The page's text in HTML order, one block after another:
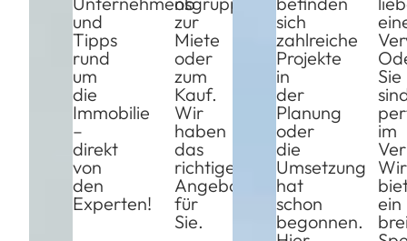
und
Tipps
rund
um
die
Immobilie
–
direkt
von
den
Experten!
zur
Miete
oder
zum
Kauf.
Wir
haben
das
richtige
Angebot
für
Sie.
sich
zahlreiche
Projekte
in
der
Planung
oder
die
Umsetzung
hat
schon
begonnen.
Sie
im
Wir
ein